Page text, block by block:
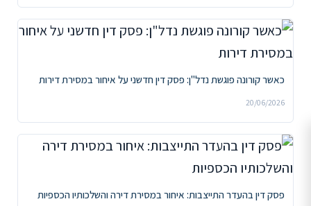
כאשר קורונה פוגשת נדל"ן: פסק דין חדשני על איחור במסירת דירות
20/06/2026
פסק דין בהעדר התייצבות: איחור במסירת דירה והשלכותיו הכספיות